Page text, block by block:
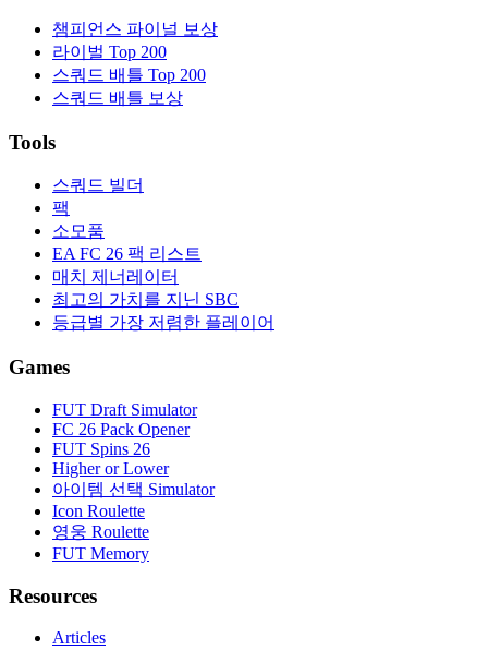
챔피언스 파이널 보상
라이벌 Top 200
스쿼드 배틀 Top 200
스쿼드 배틀 보상
Tools
스쿼드 빌더
팩
소모품
EA FC 26 팩 리스트
매치 제너레이터
최고의 가치를 지닌 SBC
등급별 가장 저렴한 플레이어
Games
FUT Draft Simulator
FC 26 Pack Opener
FUT Spins 26
Higher or Lower
아이템 선택 Simulator
Icon Roulette
영웅 Roulette
FUT Memory
Resources
Articles